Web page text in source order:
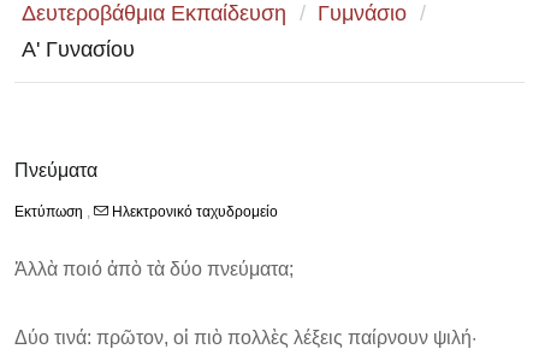
Δευτεροβάθμια Εκπαίδευση / Γυμνάσιο /
Α' Γυνασίου
Πνεύματα
Εκτύπωση , Ηλεκτρονικό ταχυδρομείο
Ἀλλὰ ποιό ἀπὸ τὰ δύο πνεύματα;
Δύο τινά: πρῶτον, οἱ πιὸ πολλὲς λέξεις παίρνουν ψιλή·